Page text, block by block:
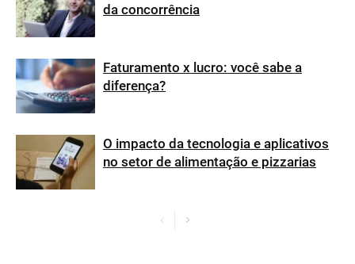
da concorrência
Faturamento x lucro: você sabe a
diferença?
O impacto da tecnologia e aplicativos
no setor de alimentação e pizzarias